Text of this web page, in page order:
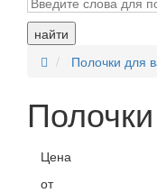
найти
Полочки для
Цена
от